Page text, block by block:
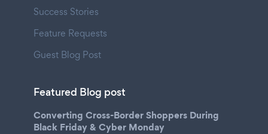
Success Stories
Feature Requests
Guest Blog Post
Featured Blog post
Converting Cross-Border Shoppers During
Black Friday & Cyber Monday